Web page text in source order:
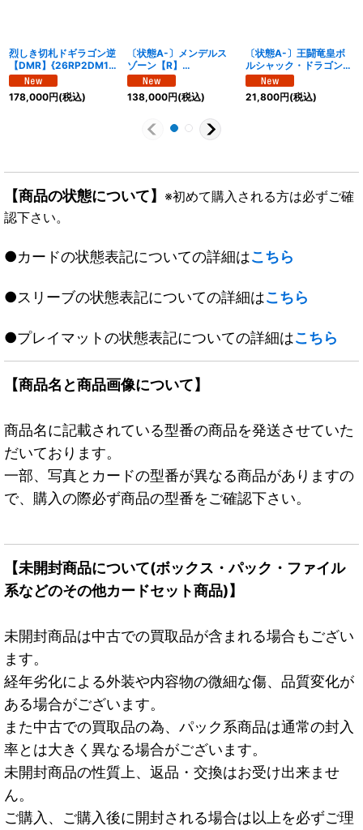
烈しき切札ドギラゴン逆
【DMR】{26RP2DM1
秘/DM1}《多》
178,000円(税込)
〔状態A-〕メンデルス
ゾーン【R】
{25EX4SSP1/SSP1}
《多》
138,000円(税込)
〔状態A-〕王闘竜皇ボ
ルシャック・ドラゴン
【DMR】{25RP1DM1
秘/DM1}《多》
21,800円(税込)
【商品の状態について】 ※初めて購入される方は必ずご確
認下さい。
●カードの状態表記についての詳細はこちら
●スリーブの状態表記についての詳細はこちら
●プレイマットの状態表記についての詳細はこちら
【商品名と商品画像について】
商品名に記載されている型番の商品を発送させていた
だいております。
一部、写真とカードの型番が異なる商品がありますの
で、購入の際必ず商品の型番をご確認下さい。
【未開封商品について(ボックス・パック・ファイル
系などのその他カードセット商品)】
未開封商品は中古での買取品が含まれる場合もござい
ます。
経年劣化による外装や内容物の微細な傷、品質変化が
ある場合がございます。
また中古での買取品の為、パック系商品は通常の封入
率とは大きく異なる場合がございます。
未開封商品の性質上、返品・交換はお受け出来ませ
ん。
ご購入、ご購入後に開封される場合は以上を必ずご理